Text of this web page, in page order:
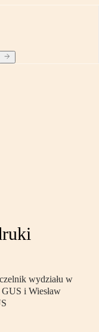
wydziału w
i Wiesław